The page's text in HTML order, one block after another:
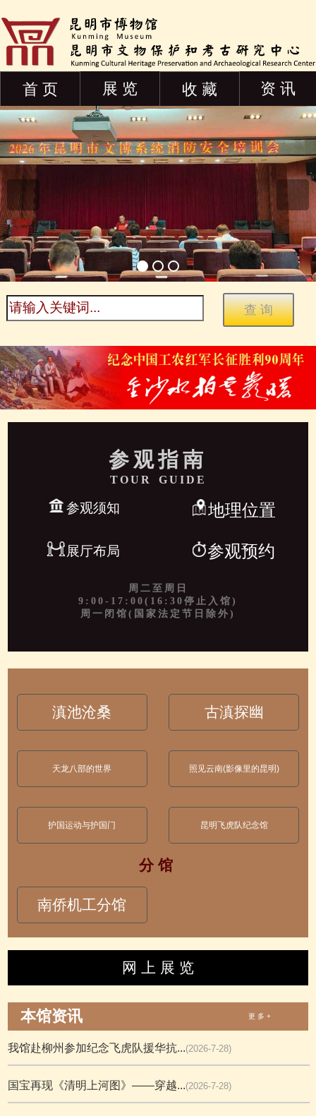
首 页 展 览 收 藏 资 讯
参观指南
TOUR GUIDE
参观须知 地理位置
展厅布局 参观预约
周二至周日
9:00-17:00(16:30停止入馆)
周一闭馆(国家法定节日除外)
滇池沧桑 古滇探幽
天龙八部的世界 照见云南(影像里的昆明)
护国运动与护国门 昆明飞虎队纪念馆
分 馆
南侨机工分馆
网 上 展 览
本馆资讯 更 多 +
我馆赴柳州参加纪念飞虎队援华抗...(2026-7-28)
国宝再现《清明上河图》——穿越...(2026-7-28)